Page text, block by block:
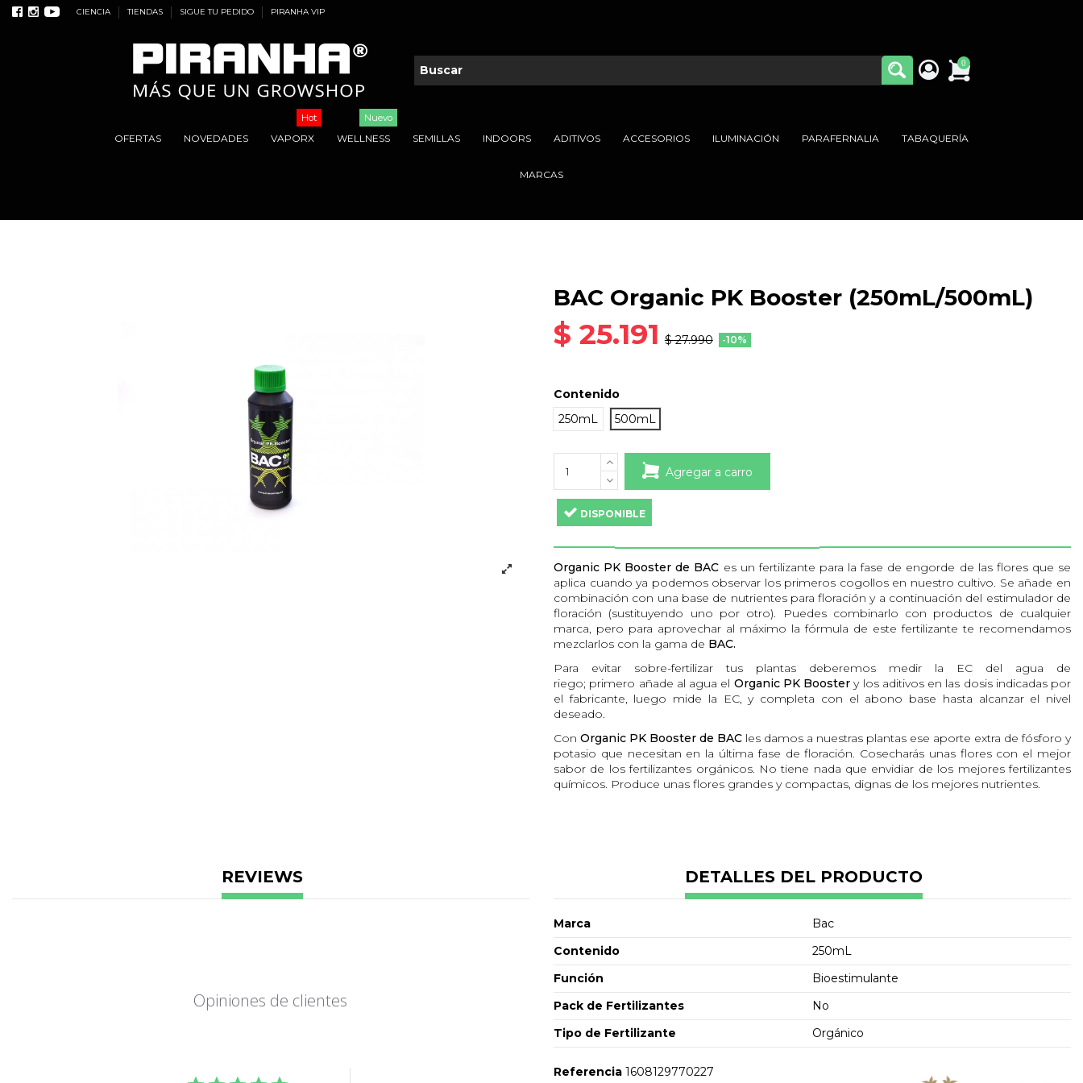
CIENCIA TIENDAS SIGUE TU PEDIDO PIRANHA VIP
0
OFERTAS NOVEDADES VAPORX
Hot
WELLNESS
Nuevo
SEMILLAS INDOORS ADITIVOS ACCESORIOS ILUMINACIÓN PARAFERNALIA TABAQUERÍA
MARCAS
BAC Organic PK Booster (250mL/500mL)
$ 25.191 $ 27.990 -10%
Contenido
250mL
500mL
Agregar a carro
DISPONIBLE
Organic PK Booster de BAC es un fertilizante para la fase de engorde de las flores que se
aplica cuando ya podemos observar los primeros cogollos en nuestro cultivo. Se añade en
combinación con una base de nutrientes para floración y a continuación del estimulador de
floración (sustituyendo uno por otro). Puedes combinarlo con productos de cualquier
marca, pero para aprovechar al máximo la fórmula de este fertilizante te recomendamos
mezclarlos con la gama de BAC.
Para evitar sobre-fertilizar tus plantas deberemos medir la EC del agua de
riego; primero añade al agua el Organic PK Boostery los aditivos en las dosis indicadas por
el fabricante, luego mide la EC, y completa con el abono base hasta alcanzar el nivel
deseado.
Con Organic PK Booster de BAC les damos a nuestras plantas ese aporte extra de fósforo y
potasio que necesitan en la última fase de floración. Cosecharás unas flores con el mejor
sabor de los fertilizantes orgánicos. No tiene nada que envidiar de los mejores fertilizantes
químicos. Produce unas flores grandes y compactas, dignas de los mejores nutrientes.
Composición de Organic Pk Booster:
Mezcla de melaza de azúcares.
Kalivinasse.
Stone meal.
Una cantidad equilibrada de trazas de elementos.
Atención:
Agitar bien antes de usar. Usa las reservas de agua mezcladas con nutrientes dos días como
contacto con la piel, lavar con agua y jabón. Consultar al médico en caso de irritación. En
REVIEWS
Opiniones de clientes
DETALLES DEL PRODUCTO
Marca
Bac
Contenido
250mL
Función
Bioestimulante
Pack de Fertilizantes
No
Tipo de Fertilizante
Orgánico
Referencia 1608129770227